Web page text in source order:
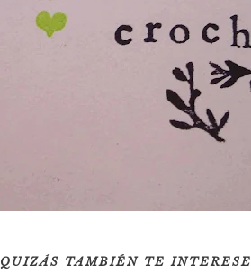
QUIZÁS TAMBIÉN TE INTERESE